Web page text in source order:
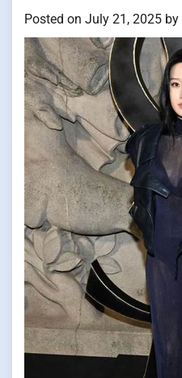
Posted on July 21, 2025 by